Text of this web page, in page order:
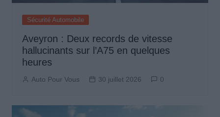
Sécurité Automobile
Aveyron : Deux records de vitesse
hallucinants sur l’A75 en quelques
heures
Auto Pour Vous 30 juillet 2026 0